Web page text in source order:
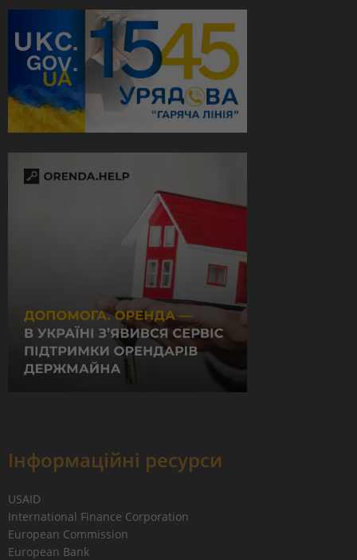
Інформаційні ресурси
USAID
International Finance Corporation
European Commission
European Bank